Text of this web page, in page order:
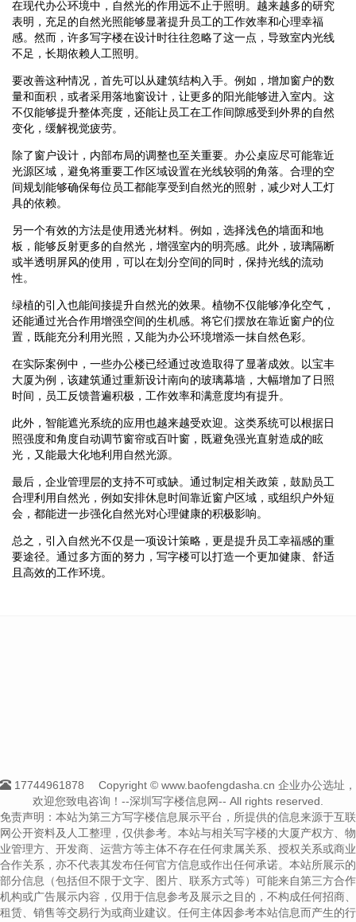
在现代办公环境中，自然光的作用远不止于照明。越来越多的研究
表明，充足的自然光照能够显著提升员工的工作效率和心理幸福
感。然而，许多写字楼在设计时往往忽略了这一点，导致室内光线
不足，长期依赖人工照明。
要改善这种情况，首先可以从建筑结构入手。例如，增加窗户的数
量和面积，或者采用落地窗设计，让更多的阳光能够进入室内。这
不仅能够提升整体亮度，还能让员工在工作间隙感受到外界的自然
变化，缓解视觉疲劳。
除了窗户设计，内部布局的调整也至关重要。办公桌应尽可能靠近
光源区域，避免将重要工作区域设置在光线较弱的角落。合理的空
间规划能够确保每位员工都能享受到自然光的照射，减少对人工灯
具的依赖。
另一个有效的方法是使用透光材料。例如，选择浅色的墙面和地
板，能够反射更多的自然光，增强室内的明亮感。此外，玻璃隔断
或半透明屏风的使用，可以在划分空间的同时，保持光线的流动
性。
绿植的引入也能间接提升自然光的效果。植物不仅能够净化空气，
还能通过光合作用增强空间的生机感。将它们摆放在靠近窗户的位
置，既能充分利用光照，又能为办公环境增添一抹自然色彩。
在实际案例中，一些办公楼已经通过改造取得了显著成效。以宝丰
大厦为例，该建筑通过重新设计南向的玻璃幕墙，大幅增加了日照
时间，员工反馈普遍积极，工作效率和满意度均有提升。
此外，智能遮光系统的应用也越来越受欢迎。这类系统可以根据日
照强度和角度自动调节窗帘或百叶窗，既避免强光直射造成的眩
光，又能最大化地利用自然光源。
最后，企业管理层的支持不可或缺。通过制定相关政策，鼓励员工
合理利用自然光，例如安排休息时间靠近窗户区域，或组织户外短
会，都能进一步强化自然光对心理健康的积极影响。
总之，引入自然光不仅是一项设计策略，更是提升员工幸福感的重
要途径。通过多方面的努力，写字楼可以打造一个更加健康、舒适
且高效的工作环境。
17744961878
Copyright © www.baofengdasha.cn 企业办公选址，
欢迎您致电咨询！--深圳写字楼信息网-- All rights reserved.
免责声明：本站为第三方写字楼信息展示平台，所提供的信息来源于互联
网公开资料及人工整理，仅供参考。本站与相关写字楼的大厦产权方、物
业管理方、开发商、运营方等主体不存在任何隶属关系、授权关系或商业
合作关系，亦不代表其发布任何官方信息或作出任何承诺。本站所展示的
部分信息（包括但不限于文字、图片、联系方式等）可能来自第三方合作
机构或广告展示内容，仅用于信息参考及展示之目的，不构成任何招商、
租赁、销售等交易行为或商业建议。任何主体因参考本站信息而产生的行